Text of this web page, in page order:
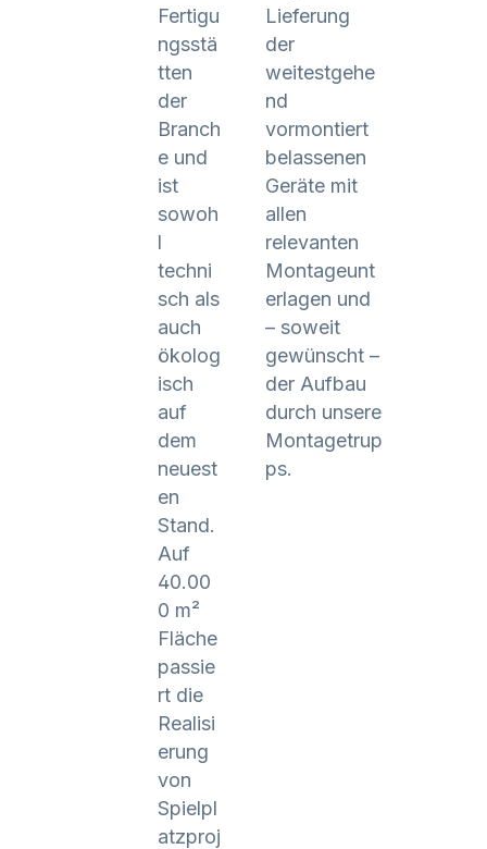
Fertigu
ngsstä
tten
der
Branch
e und
ist
sowoh
l
techni
sch als
auch
ökolog
isch
auf
dem
neuest
en
Stand.
Auf
40.00
0 m²
Fläche
passie
rt die
Realisi
erung
von
Spielpl
atzproj
Lieferung
der
weitestgehe
nd
vormontiert
belassenen
Geräte mit
allen
relevanten
Montageunt
erlagen und
– soweit
gewünscht –
der Aufbau
durch unsere
Montagetrup
ps.